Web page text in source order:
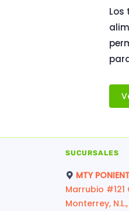
Los
SUCURSALES
MTY
Marrubio #121
Monterrey,